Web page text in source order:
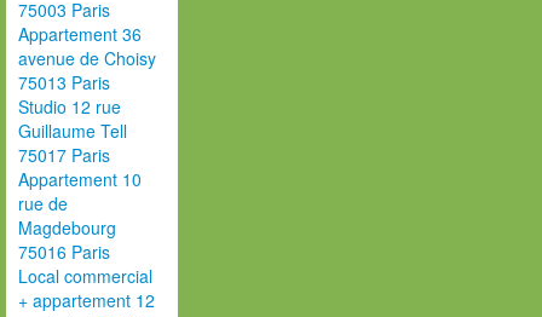
75003 Paris
Appartement 36
avenue de Choisy
75013 Paris
Studio 12 rue
Guillaume Tell
75017 Paris
Appartement 10
rue de
Magdebourg
75016 Paris
Local commercial
+ appartement 12